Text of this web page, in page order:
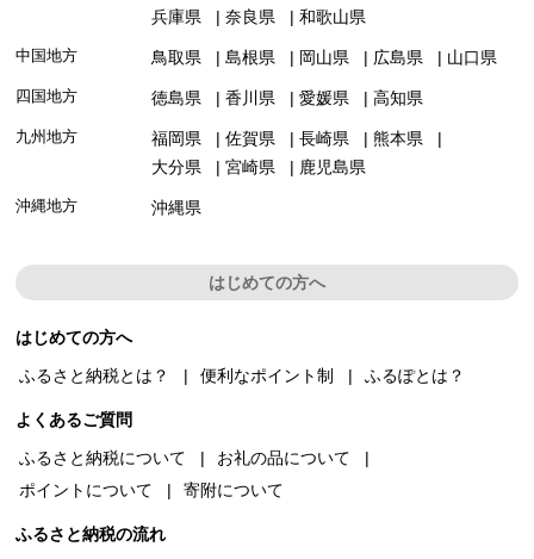
兵庫県
奈良県 和歌山県
中国地方 鳥取県 島根県 岡山県 広島県 山口県
四国地方 徳島県 香川県 愛媛県 高知県
九州地方 福岡県 佐賀県 長崎県
熊本県
大分県
宮崎県 鹿児島県
沖縄地方 沖縄県
はじめての方へ
はじめての方へ
ふるさと納税とは？
便利なポイント制 ふるぽとは？
よくあるご質問
ふるさと納税について
お礼の品について
ポイントについて
寄附について
ふるさと納税の流れ